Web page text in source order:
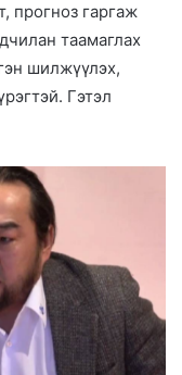
прогноз гаргаж
таамаглах
шилжүүлэх,
Гэтэл